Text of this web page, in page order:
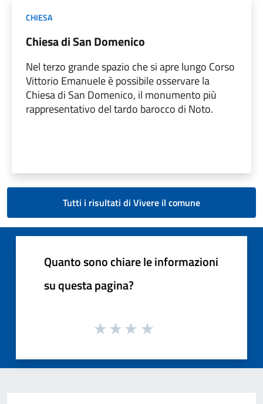
CHIESA
Chiesa di San Domenico
Nel terzo grande spazio che si apre lungo Corso
Vittorio Emanuele è possibile osservare la
Chiesa di San Domenico, il monumento più
rappresentativo del tardo barocco di Noto.
Tutti i risultati di Vivere il comune
Quanto sono chiare le informazioni
su questa pagina?